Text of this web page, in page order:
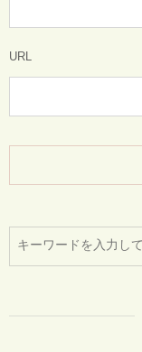
URL